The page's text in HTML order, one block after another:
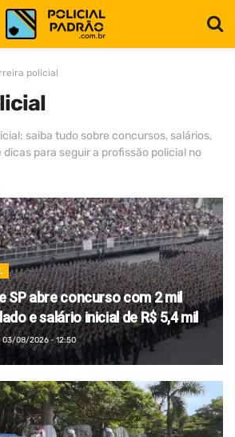
policial
saiba tudo sobre concursos, salários,
para seguir a profissão policial no
SP abre concurso com 2 mil
e salário inicial de R$ 5,4 mil
03/08/2026 - 12:50